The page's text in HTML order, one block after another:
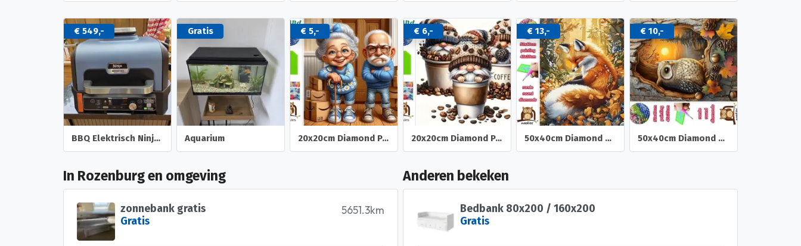
€ 549,-
BBQ Elektrisch Ninja Woodfire XL PRO.
Gratis
Aquarium
€ 5,-
20x20cm Diamond Painting oud stel dozen (rond) nr 518
€ 6,-
20x20cm Diamond Painting koffie kabouters (rond) nr 516
€ 13,-
50x40cm Diamond Painting Vos in het bos (rond) nr 84
€ 10,-
50x40cm Diamond Painting herst Uil (rond) nr 83
In Rozenburg en omgeving
5651.3km
zonnebank gratis
Gratis
Anderen bekeken
Bedbank 80x200 / 160x200
Gratis